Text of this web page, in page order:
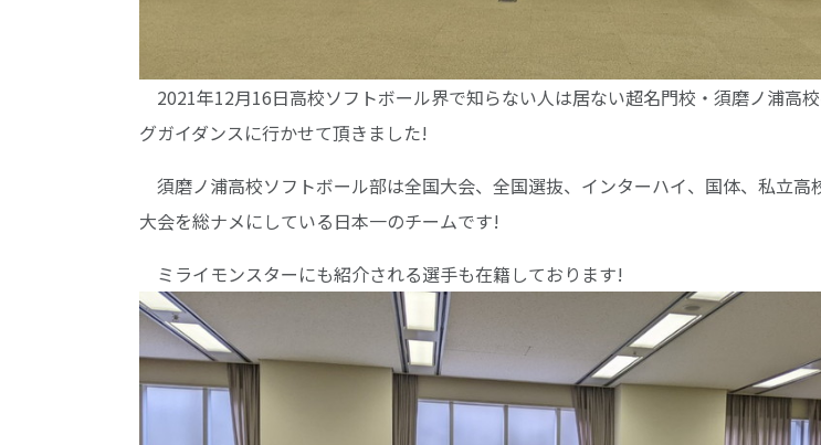
2021年12月16日高校ソフトボール界で知らない人は居ない超名門校・須磨ノ浦高
グガイダンスに行かせて頂きました!
須磨ノ浦高校ソフトボール部は全国大会、全国選抜、インターハイ、国体、私立高
大会を総ナメにしている日本一のチームです!
ミライモンスターにも紹介される選手も在籍しております!